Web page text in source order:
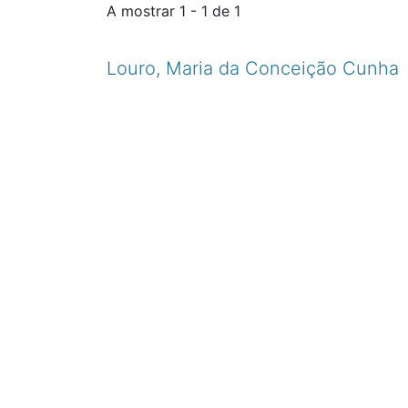
A mostrar 1 - 1 de 1
Louro, Maria da Conceição Cunha